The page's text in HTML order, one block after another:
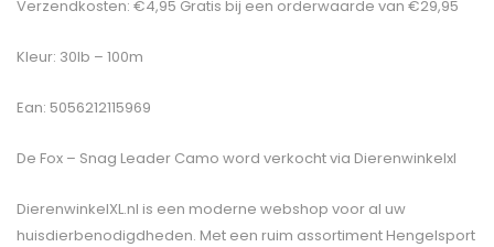
Verzendkosten: €4,95 Gratis bij een orderwaarde van €29,95
Kleur: 30lb – 100m
Ean: 5056212115969
De Fox – Snag Leader Camo word verkocht via Dierenwinkelxl
DierenwinkelXL.nl is een moderne webshop voor al uw
huisdierbenodigdheden. Met een ruim assortiment Hengelsport